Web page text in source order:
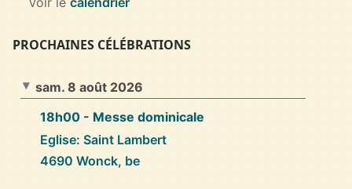
PROCHAINES CÉLÉBRATIONS
sam. 8 août 2026
18h00 - Messe dominicale
Eglise: Saint Lambert
4690 Wonck, be